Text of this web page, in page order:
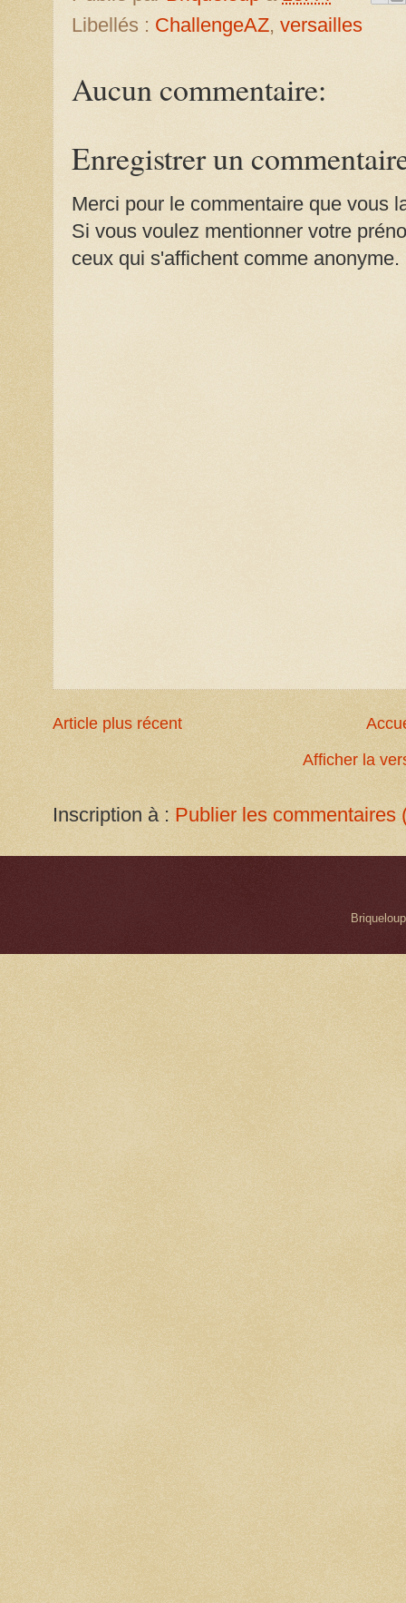
Libellés : ChallengeAZ, versailles
Aucun commentaire:
Enregistrer un
Merci pour le commentaire que vous
Si vous voulez mentionner votre
ceux qui s'affichent comme anonyme.
Article plus récent
Afficher la
Inscription à : Publier les commentaires